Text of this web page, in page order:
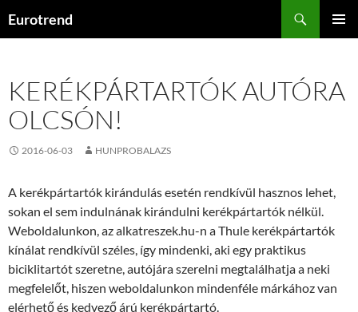
Eurotrend
KERÉKPÁRTARTÓK AUTÓRA
OLCSÓN!
2016-06-03 HUNPROBALAZS
A kerékpártartók kirándulás esetén rendkívül hasznos lehet,
sokan el sem indulnának kirándulni kerékpártartók nélkül.
Weboldalunkon, az alkatreszek.hu-n a Thule kerékpártartók
kínálat rendkívül széles, így mindenki, aki egy praktikus
biciklitartót szeretne, autójára szerelni megtalálhatja a neki
megfelelőt, hiszen weboldalunkon mindenféle márkához van
elérhető és kedvező árú kerékpártartó.